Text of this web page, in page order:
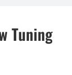
Tuning